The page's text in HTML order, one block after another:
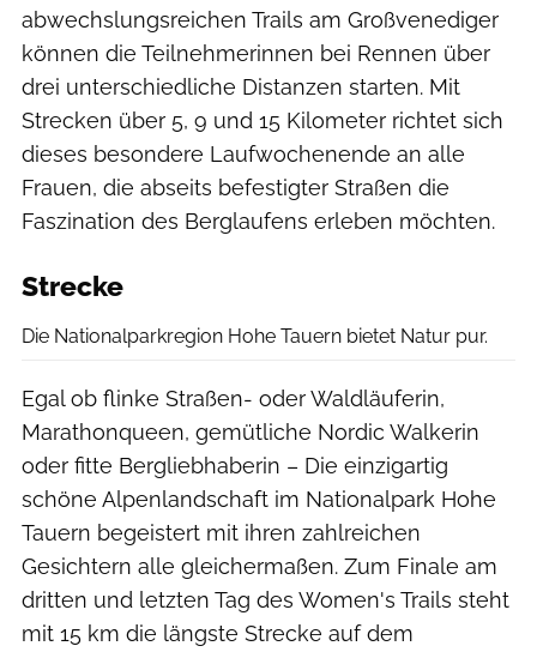
abwechslungsreichen Trails am Großvenediger
können die Teilnehmerinnen bei Rennen über
drei unterschiedliche Distanzen starten. Mit
Strecken über 5, 9 und 15 Kilometer richtet sich
dieses besondere Laufwochenende an alle
Frauen, die abseits befestigter Straßen die
Faszination des Berglaufens erleben möchten.
Strecke
Die Nationalparkregion Hohe Tauern bietet Natur pur.
Egal ob flinke Straßen- oder Waldläuferin,
Marathonqueen, gemütliche Nordic Walkerin
oder fitte Bergliebhaberin – Die einzigartig
schöne Alpenlandschaft im Nationalpark Hohe
Tauern begeistert mit ihren zahlreichen
Gesichtern alle gleichermaßen. Zum Finale am
dritten und letzten Tag des Women's Trails steht
mit 15 km die längste Strecke auf dem